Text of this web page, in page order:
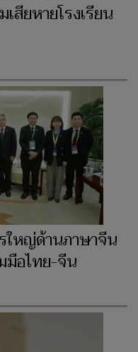
สียหายโรงเรียน
ใหญ่ด้านภาษาจีน
มือไทย-จีน